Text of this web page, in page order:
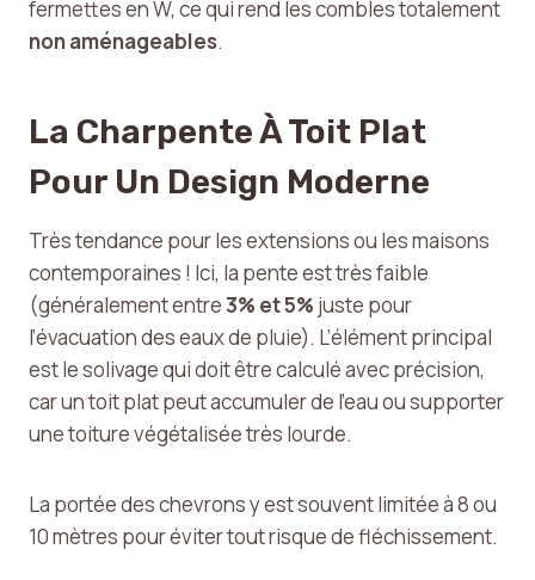
fermettes en W, ce qui rend les combles totalement
non aménageables.
La Charpente À Toit Plat
Pour Un Design Moderne
Très tendance pour les extensions ou les maisons
contemporaines ! Ici, la pente est très faible
(généralement entre3% et 5% juste pour
l’évacuation des eaux de pluie). L’élément principal
est le solivage qui doit être calculé avec précision,
car un toit plat peut accumuler de l’eau ou supporter
une toiture végétalisée très lourde.
La portée des chevrons y est souvent limitée à 8 ou
10 mètres pour éviter tout risque de fléchissement.